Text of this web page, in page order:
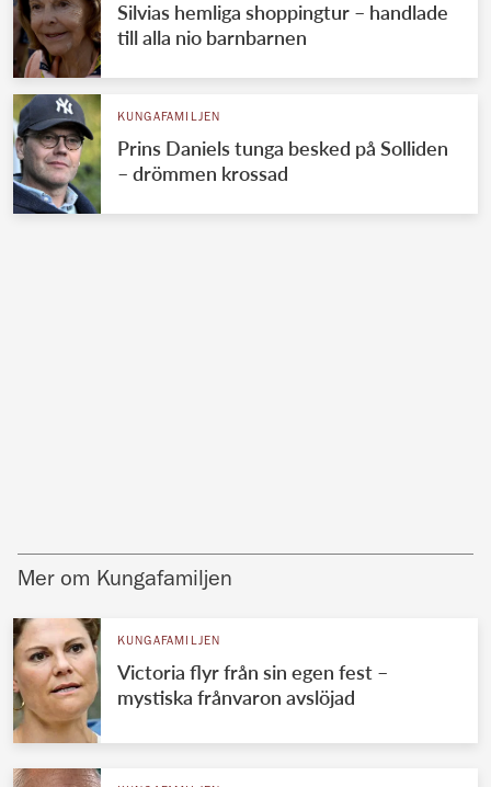
Silvias hemliga shoppingtur – handlade
till alla nio barnbarnen
KUNGAFAMILJEN
Prins Daniels tunga besked på Solliden
– drömmen krossad
Mer om Kungafamiljen
KUNGAFAMILJEN
Victoria flyr från sin egen fest –
mystiska frånvaron avslöjad